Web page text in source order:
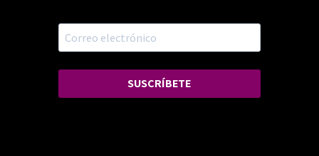
SUSCRÍBETE